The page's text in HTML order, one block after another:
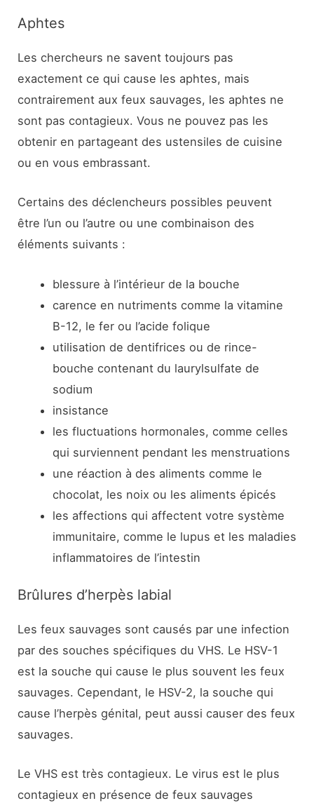
Aphtes
Les chercheurs ne savent toujours pas
exactement ce qui cause les aphtes, mais
contrairement aux feux sauvages, les aphtes ne
sont pas contagieux. Vous ne pouvez pas les
obtenir en partageant des ustensiles de cuisine
ou en vous embrassant.
Certains des déclencheurs possibles peuvent
être l’un ou l’autre ou une combinaison des
éléments suivants :
blessure à l’intérieur de la bouche
carence en nutriments comme la vitamine
B-12, le fer ou l’acide folique
utilisation de dentifrices ou de rince-
bouche contenant du laurylsulfate de
sodium
insistance
les fluctuations hormonales, comme celles
qui surviennent pendant les menstruations
une réaction à des aliments comme le
chocolat, les noix ou les aliments épicés
les affections qui affectent votre système
immunitaire, comme le lupus et les maladies
inflammatoires de l’intestin
Brûlures d’herpès labial
Les feux sauvages sont causés par une infection
par des souches spécifiques du VHS. Le HSV-1
est la souche qui cause le plus souvent les feux
sauvages. Cependant, le HSV-2, la souche qui
cause l’herpès génital, peut aussi causer des feux
sauvages.
Le VHS est très contagieux. Le virus est le plus
contagieux en présence de feux sauvages